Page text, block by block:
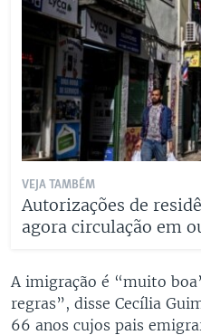
VEJA TAMBÉM
Autorizações de
agora circulação em
A imigração é “muito
regras”, disse Cecília
66 anos cujos pais